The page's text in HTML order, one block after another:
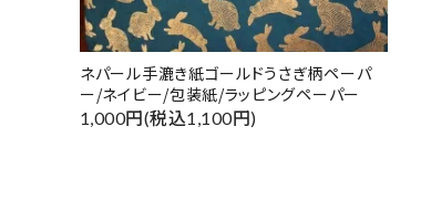
ネパール手漉き紙ゴールドうさぎ柄ペーパ
ー/ネイビー/包装紙/ラッピングペーパー
1,000円(税込1,100円)